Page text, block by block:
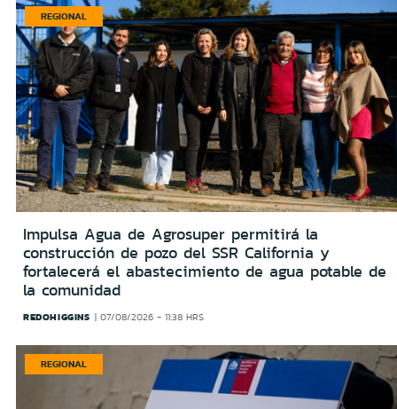
REGIONAL
Impulsa Agua de Agrosuper permitirá la
construcción de pozo del SSR California y
fortalecerá el abastecimiento de agua potable de
la comunidad
REDOHIGGINS 07/08/2026 - 11:38 HRS
REGIONAL